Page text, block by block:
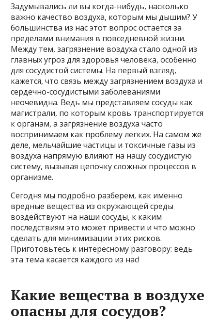
Задумывались ли вы когда-нибудь, насколько
важно качество воздуха, которым мы дышим? У
большинства из нас этот вопрос остается за
пределами внимания в повседневной жизни.
Между тем, загрязнение воздуха стало одной из
главных угроз для здоровья человека, особенно
для сосудистой системы. На первый взгляд,
кажется, что связь между загрязнением воздуха и
сердечно-сосудистыми заболеваниями
неочевидна. Ведь мы представляем сосуды как
магистрали, по которым кровь транспортируется
к органам, а загрязнение воздуха часто
воспринимаем как проблему легких. На самом же
деле, мельчайшие частицы и токсичные газы из
воздуха напрямую влияют на нашу сосудистую
систему, вызывая цепочку сложных процессов в
организме.
Сегодня мы подробно разберем, как именно
вредные вещества из окружающей среды
воздействуют на наши сосуды, к каким
последствиям это может привести и что можно
сделать для минимизации этих рисков.
Приготовьтесь к интересному разговору: ведь
эта тема касается каждого из нас!
Какие вещества в воздухе
опасны для сосудов?